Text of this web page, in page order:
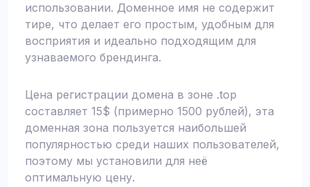
использовании. Доменное имя не содержит
тире, что делает его простым, удобным для
восприятия и идеально подходящим для
узнаваемого брендинга.
Цена регистрации домена в зоне .top
составляет 15$ (примерно 1500 рублей), эта
доменная зона пользуется наибольшей
популярностью среди наших пользователей,
поэтому мы установили для неё
оптимальную цену.